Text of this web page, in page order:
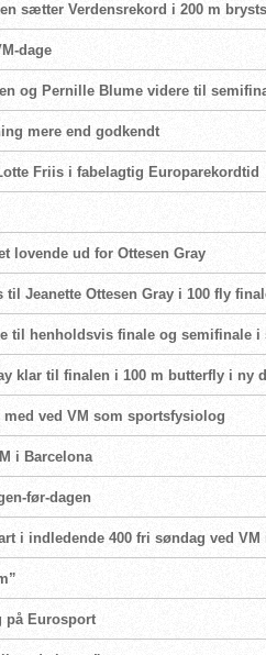
sætter Verdensrekord i 200 m
dage
og Pernille Blume videre til
mere end godkendt
Friis i fabelagtig Europarekordtid
lovende ud for Ottesen Gray
Jeanette Ottesen Gray i 100 fly
til henholdsvis finale og semifinale i
klar til finalen i 100 m butterfly i ny
med ved VM som sportsfysiolog
i Barcelona
før-dagen
i indledende 400 fri søndag ved
på Eurosport